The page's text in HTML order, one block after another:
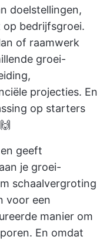
doelstellingen,
bedrijfsgroei.
of raamwerk
groei-
projecties. En
op starters
geeft
je groei-
schaalvergroting
voor een
manier om
En omdat